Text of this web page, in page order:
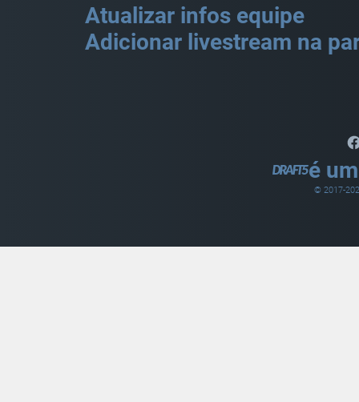
Atualizar infos equipe
Adicionar livestream na
é
© 2017-